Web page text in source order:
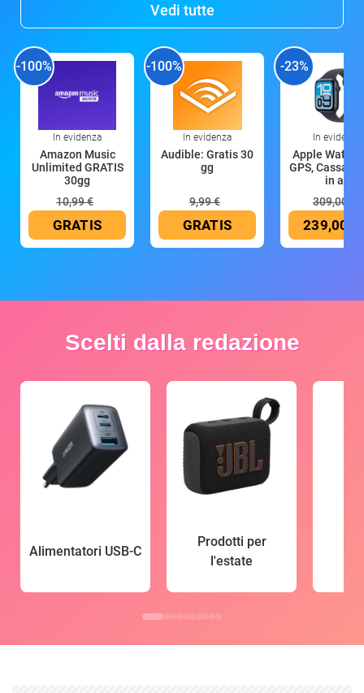
Vedi tutte
-100%
In evidenza
Amazon Music
Unlimited GRATIS
30gg
10,99 €
GRATIS
-100%
In evidenza
Audible: Gratis 30
gg
9,99 €
GRATIS
-23%
In evidenza
Apple Watch
GPS, Cassa
in all
309,00 €
239,00 €
Scelti dalla redazione
Alimentatori USB-C
Prodotti per
l'estate